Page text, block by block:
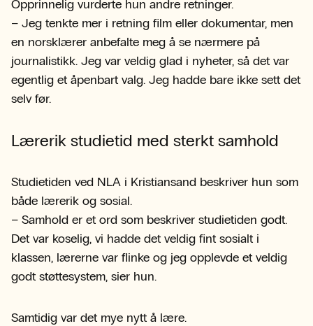
Opprinnelig vurderte hun andre retninger.
– Jeg tenkte mer i retning film eller dokumentar, men
en norsklærer anbefalte meg å se nærmere på
journalistikk. Jeg var veldig glad i nyheter, så det var
egentlig et åpenbart valg. Jeg hadde bare ikke sett det
selv før.
Lærerik studietid med sterkt samhold
Studietiden ved NLA i Kristiansand beskriver hun som
både lærerik og sosial.
– Samhold er et ord som beskriver studietiden godt.
Det var koselig, vi hadde det veldig fint sosialt i
klassen, lærerne var flinke og jeg opplevde et veldig
godt støttesystem, sier hun.
Samtidig var det mye nytt å lære.